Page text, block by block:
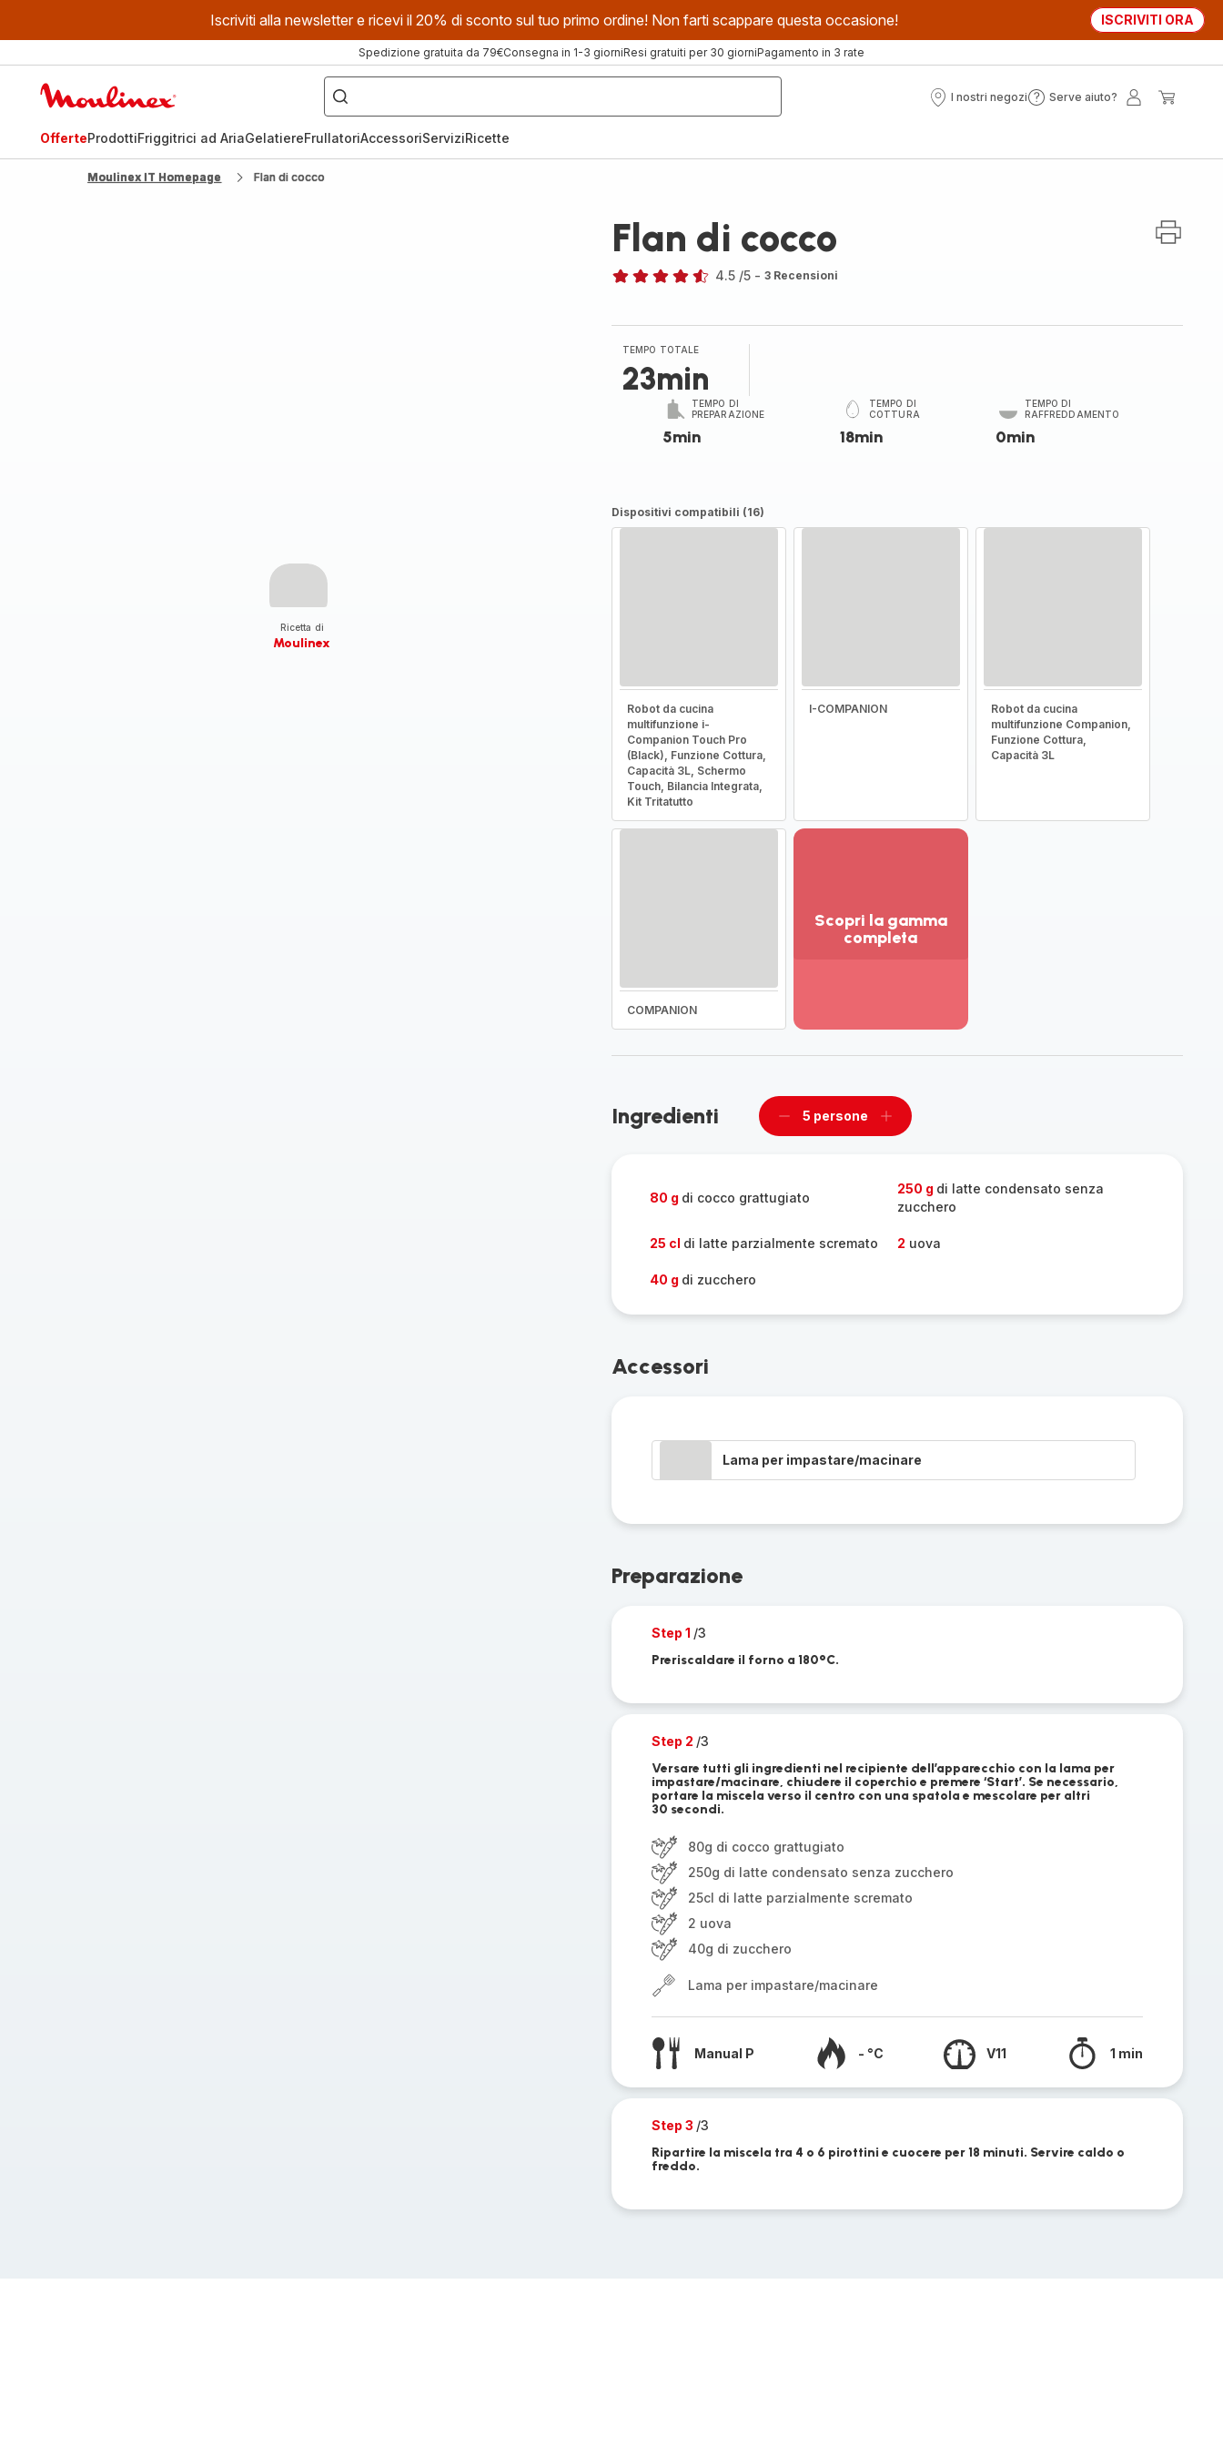
Iscriviti alla newsletter e ricevi il 20% di sconto sul tuo primo ordine! Non farti scappare questa occasione! ISCRIVITI ORA
Spedizione gratuita da 79€Consegna in 1-3 giorniResi gratuiti per 30 giorniPagamento in 3 rate
Cosa
stai
cercando?
I nostri negozi
I
Serve aiuto?
Serve
OfferteProdottiFriggitrici ad AriaGelatiereFrullatoriAccessoriServiziRicette
Moulinex IT Homepage Flan di cocco
Ricetta di
Moulinex
Flan di cocco
4.5 /5 - 3 Recensioni
TEMPO TOTALE
23min
TEMPO DI
PREPARAZIONE
5min
TEMPO DI
COTTURA
18min
TEMPO DI
RAFFREDDAMENTO
0min
Dispositivi compatibili (16)
Robot da cucina
multifunzione i-
Companion Touch Pro
(Black), Funzione Cottura,
Capacità 3L, Schermo
Touch, Bilancia Integrata,
Kit Tritatutto
I-COMPANION
Robot da cucina
multifunzione Companion,
Funzione Cottura,
Capacità 3L
COMPANION
Scopri la gamma
completa
Scopri
-
Ingredienti
Rimuovi
5 persone
Aggiungi
80 g di cocco grattugiato
250 g di latte condensato senza
zucchero
25 cl di latte parzialmente scremato 2 uova
40 g di zucchero
Accessori
Lama per impastare/macinare
Preparazione
Step 1 /3
Preriscaldare il forno a 180°C.
Step 2 /3
Versare tutti gli ingredienti nel recipiente dell’apparecchio con la lama per
impastare/macinare, chiudere il coperchio e premere ‘Start’. Se necessario,
portare la miscela verso il centro con una spatola e mescolare per altri
30 secondi.
80g di cocco grattugiato
250g di latte condensato senza zucchero
25cl di latte parzialmente scremato
2 uova
40g di zucchero
Lama per impastare/macinare
Manual P - °C V11 1 min
Step 3 /3
Ripartire la miscela tra 4 o 6 pirottini e cuocere per 18 minuti. Servire caldo o
freddo.